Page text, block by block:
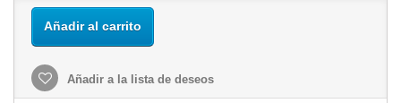
Añadir al carrito
Añadir a la lista de deseos